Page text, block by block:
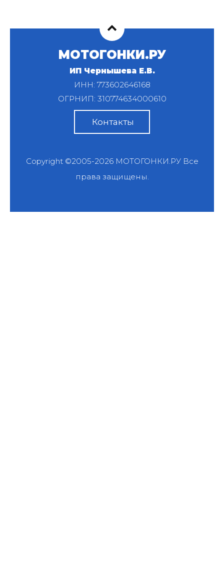
МОТОГОНКИ.РУ
ИП Чернышева Е.В.
ИНН: 773602646168
ОГРНИП: 310774634000610
Контакты
Copyright ©2005-2026 МОТОГОНКИ.РУВсе
права защищены.